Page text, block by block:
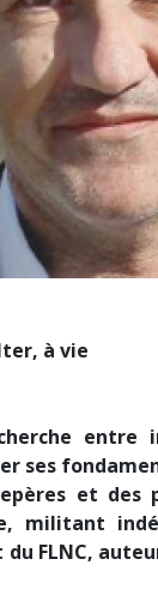
à vie
ses
FLNC,
sa
Est-il pour